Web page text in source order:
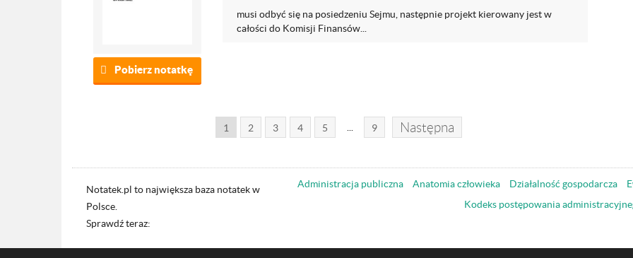
Pobierz notatkę
musi odbyć się na posiedzeniu Sejmu, następnie projekt kierowany jest w
całości do Komisji Finansów...
1 2 3 4 5 9 Następna
Notatek.pl to największa baza notatek w
Polsce.
Sprawdź teraz:
Administracja publiczna Anatomia człowieka Działalność gospodarcza
Kodeks postępowania